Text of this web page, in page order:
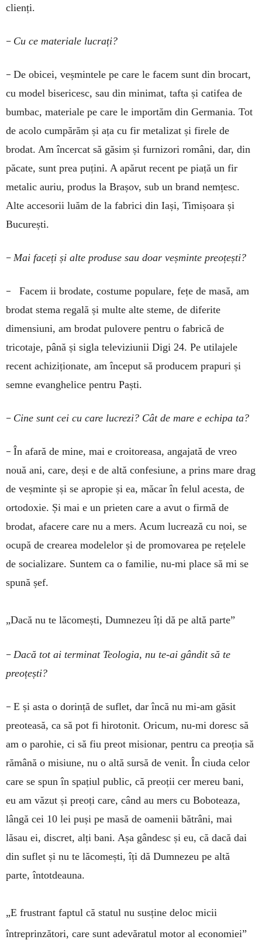
clienți.
– Cu ce materiale lucrați?
– De obicei, veșmintele pe care le facem sunt din brocart,
cu model bisericesc, sau din minimat, tafta și catifea de
bumbac, materiale pe care le importăm din Germania. Tot
de acolo cumpărăm și ața cu fir metalizat și firele de
brodat. Am încercat să găsim și furnizori români, dar, din
păcate, sunt prea puțini. A apărut recent pe piață un fir
metalic auriu, produs la Brașov, sub un brand nemțesc.
Alte accesorii luăm de la fabrici din Iași, Timișoara și
București.
– Mai faceți și alte produse sau doar veșminte preoțești?
– Facem ii brodate, costume populare, fețe de masă, am
brodat stema regală și multe alte steme, de diferite
dimensiuni, am brodat pulovere pentru o fabrică de
tricotaje, până și sigla televiziunii Digi 24. Pe utilajele
recent achiziționate, am început să producem prapuri și
semne evanghelice pentru Paști.
– Cine sunt cei cu care lucrezi? Cât de mare e echipa ta?
– În afară de mine, mai e croitoreasa, angajată de vreo
nouă ani, care, deși e de altă confesiune, a prins mare drag
de veșminte și se apropie și ea, măcar în felul acesta, de
ortodoxie. Și mai e un prieten care a avut o firmă de
brodat, afacere care nu a mers. Acum lucrează cu noi, se
ocupă de crearea modelelor și de promovarea pe rețelele
de socializare. Suntem ca o familie, nu-mi place să mi se
spună șef.
„Dacă nu te lăcomești, Dumnezeu îți dă pe altă parte”
– Dacă tot ai terminat Teologia, nu te-ai gândit să te
preoțești?
– E și asta o dorință de suflet, dar încă nu mi-am găsit
preoteasă, ca să pot fi hirotonit. Oricum, nu-mi doresc să
am o parohie, ci să fiu preot misionar, pentru ca preoția să
rămână o misiune, nu o altă sursă de venit. În ciuda celor
care se spun în spațiul public, că preoții cer mereu bani,
eu am văzut și preoți care, când au mers cu Boboteaza,
lângă cei 10 lei puși pe masă de oamenii bătrâni, mai
lăsau ei, discret, alți bani. Așa gândesc și eu, că dacă dai
din suflet și nu te lăcomești, îți dă Dumnezeu pe altă
parte, întotdeauna.
„E frustrant faptul că statul nu susține deloc micii
întreprinzători, care sunt adevăratul motor al economiei”